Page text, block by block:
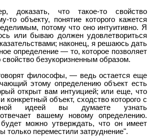
доказать, что такое-то свойство
то объекту, понятие которого кажется
потому что оно интуитивно. Я
или бываю должен удовлетвориться
наконец, я решаюсь дать
определение — то, которое позволяет
свойство безукоризненным образом.
философы, — ведь остается еще
этому определению объект есть
открыт вам интуицией; или еще, что
конкретный объект, сходство которого с
идеей вы думаете узнать
отвечает вашему новому определению.
можно утверждать, что он имеет
только переместили затруднение".